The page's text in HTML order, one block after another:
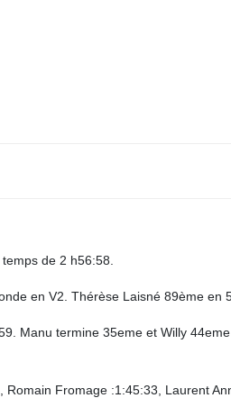
de 2 h56:58.
en V2. Thérèse Laisné 89ème en
Manu termine 35eme et Willy
Fromage :1:45:33, Laurent